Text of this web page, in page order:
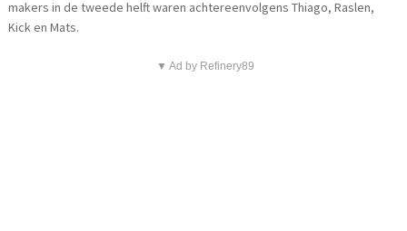
makers in de tweede helft waren achtereenvolgens Thiago, Raslen,
Kick en Mats.
▼ Ad by Refinery89